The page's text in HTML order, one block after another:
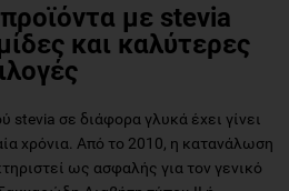
με stevia
και καλύτερες
stevia σε διάφορα γλυκά έχει γίνει
χρόνια. Από το 2010, η κατανάλωση
ως ασφαλής για τον γενικό